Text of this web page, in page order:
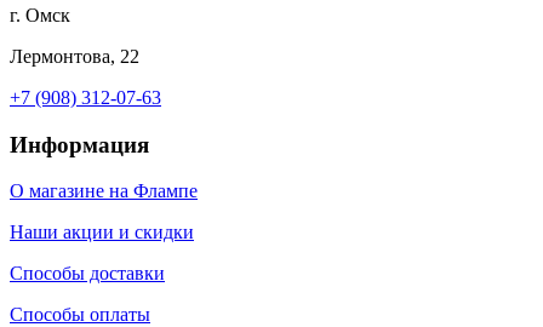
г. Омск
Лермонтова, 22
+7 (908) 312-07-63
Информация
О магазине на Флампе
Наши акции и скидки
Способы доставки
Способы оплаты